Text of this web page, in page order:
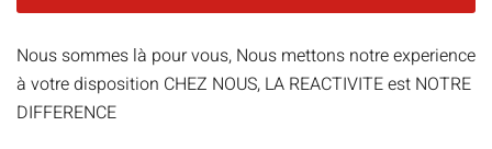
Nous sommes là pour vous, Nous mettons notre experience
à votre disposition CHEZ NOUS, LA REACTIVITE est NOTRE
DIFFERENCE